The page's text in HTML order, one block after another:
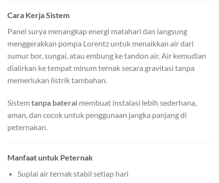
Cara Kerja Sistem
Panel surya menangkap energi matahari dan langsung
menggerakkan pompa Lorentz untuk menaikkan air dari
sumur bor, sungai, atau embung ke tandon air. Air kemudian
dialirkan ke tempat minum ternak secara gravitasi tanpa
memerlukan listrik tambahan.
Sistem tanpa baterai membuat instalasi lebih sederhana,
aman, dan cocok untuk penggunaan jangka panjang di
peternakan.
Manfaat untuk Peternak
Suplai air ternak stabil setiap hari